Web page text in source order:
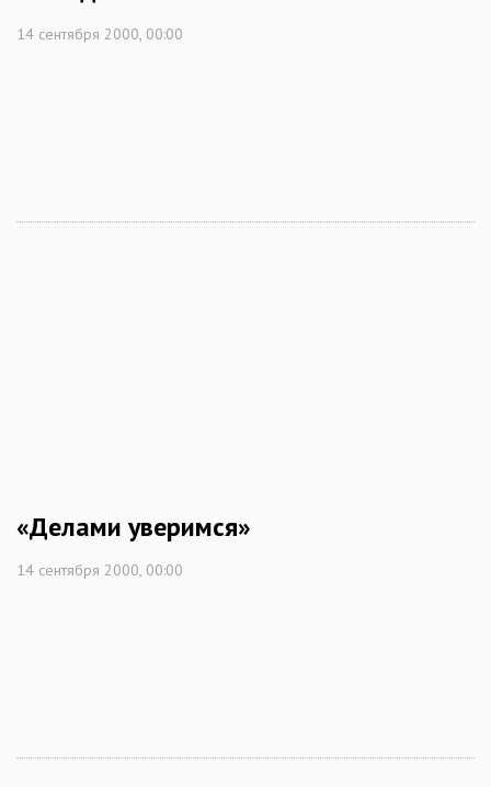
14 сентября 2000, 00:00
«Делами уверимся»
14 сентября 2000, 00:00